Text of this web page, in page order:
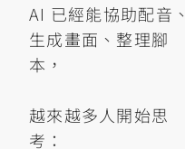
AI 已經能協助配音、
生成畫面、整理腳
本，
越來越多人開始思
考：